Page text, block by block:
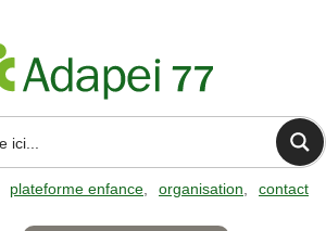
plateforme enfance organisation contact